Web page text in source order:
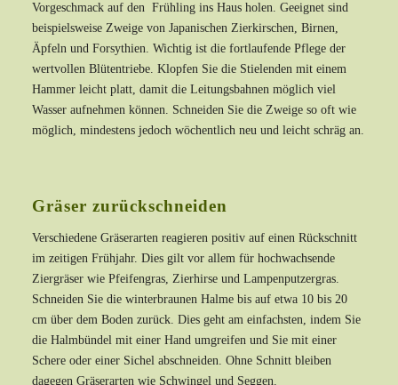
Vorgeschmack auf den Frühling ins Haus holen. Geeignet sind
beispielsweise Zweige von Japanischen Zierkirschen, Birnen,
Äpfeln und Forsythien. Wichtig ist die fortlaufende Pflege der
wertvollen Blütentriebe. Klopfen Sie die Stielenden mit einem
Hammer leicht platt, damit die Leitungsbahnen möglich viel
Wasser aufnehmen können. Schneiden Sie die Zweige so oft wie
möglich, mindestens jedoch wöchentlich neu und leicht schräg an.
Gräser zurückschneiden
Verschiedene Gräserarten reagieren positiv auf einen Rückschnitt
im zeitigen Frühjahr. Dies gilt vor allem für hochwachsende
Ziergräser wie Pfeifengras, Zierhirse und Lampenputzergras.
Schneiden Sie die winterbraunen Halme bis auf etwa 10 bis 20
cm über dem Boden zurück. Dies geht am einfachsten, indem Sie
die Halmbündel mit einer Hand umgreifen und Sie mit einer
Schere oder einer Sichel abschneiden. Ohne Schnitt bleiben
dagegen Gräserarten wie Schwingel und Seggen.